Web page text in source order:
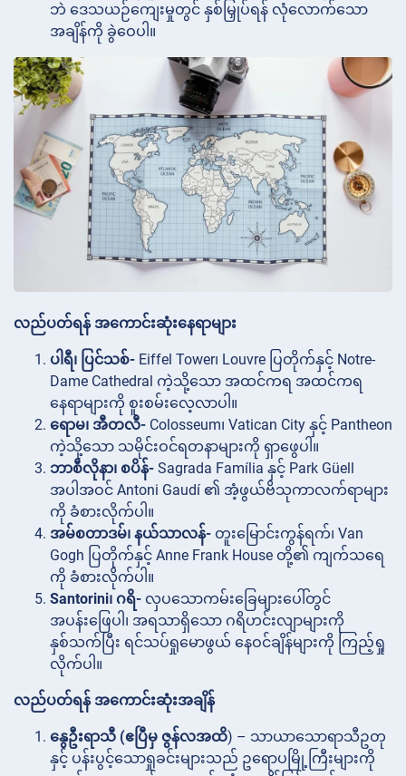
ဘဲ ဒေသယဉ်ကျေးမှုတွင် နှစ်မြှုပ်ရန် လုံလောက်သော
အချိန်ကို ခွဲဝေပါ။
လည်ပတ်ရန် အကောင်းဆုံးနေရာများ
ပါရီ၊ ပြင်သစ်- Eiffel Tower၊ Louvre ပြတိုက်နှင့် Notre-
Dame Cathedral ကဲ့သို့သော အထင်ကရ အထင်ကရ
နေရာများကို စူးစမ်းလေ့လာပါ။
ရောမ၊ အီတလီ- Colosseum၊ Vatican City နှင့် Pantheon
ကဲ့သို့သော သမိုင်းဝင်ရတနာများကို ရှာဖွေပါ။
ဘာစီလိုနာ၊ စပိန်- Sagrada Família နှင့် Park Güell
အပါအဝင် Antoni Gaudí ၏ အံ့ဖွယ်ဗိသုကာလက်ရာများ
ကို ခံစားလိုက်ပါ။
အမ်စတာဒမ်၊ နယ်သာလန်- တူးမြောင်းကွန်ရက်၊ Van
Gogh ပြတိုက်နှင့် Anne Frank House တို့၏ ကျက်သရေ
ကို ခံစားလိုက်ပါ။
Santorini၊ ဂရိ- လှပသောကမ်းခြေများပေါ်တွင်
အပန်းဖြေပါ၊ အရသာရှိသော ဂရိဟင်းလျာများကို
နှစ်သက်ပြီး ရင်သပ်ရှုမောဖွယ် နေဝင်ချိန်များကို ကြည့်ရှု
လိုက်ပါ။
လည်ပတ်ရန် အကောင်းဆုံးအချိန်
နွေဦးရာသီ (ဧပြီမှ ဇွန်လအထိ) – သာယာသောရာသီဥတု
နှင့် ပန်းပွင့်သောရှုခင်းများသည် ဥရောပမြို့ကြီးများကို